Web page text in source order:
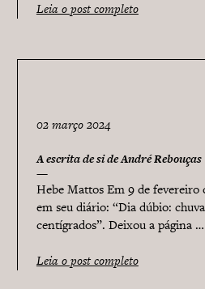
Leia o post completo
02 março 2024
A escrita de si de André Rebouças
Hebe Mattos Em 9 de fevereiro
em seu diário: “Dia dúbio:
centígrados”. Deixou a página …
Leia o post completo